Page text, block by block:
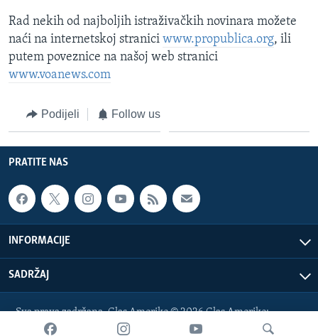
Rad nekih od najboljih istraživačkih novinara možete
naći na internetskoj stranici www.propublica.org, ili
putem poveznice na našoj web stranici
www.voanews.com
Podijeli Follow us
PRATITE NAS
INFORMACIJE
SADRŽAJ
Sva prava zadržana. Glas Amerike © 2026 Glas Amerike:
bosnian-service@voanews.com